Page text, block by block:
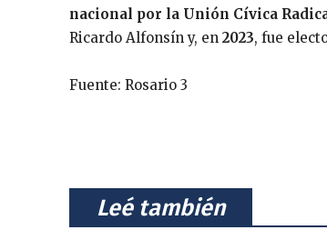
nacional por la Unión Cívica
Ricardo Alfonsín y, en 2023, fue
Fuente: Rosario 3
⠀Leé también⠀